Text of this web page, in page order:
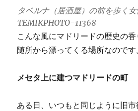
タベルナ（居酒屋）の前を歩
TEMIKPHOTO-11368
こんな風にマドリードの歴史の
随所から漂ってくる場所なのです
メセタ上に建つマドリードの町
ある日、いつもと同じように旧